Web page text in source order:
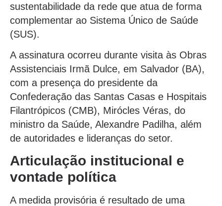
sustentabilidade da rede que atua de forma
complementar ao Sistema Único de Saúde
(SUS).
A assinatura ocorreu durante visita às Obras
Assistenciais Irmã Dulce, em Salvador (BA),
com a presença do presidente da
Confederação das Santas Casas e Hospitais
Filantrópicos (CMB), Mirócles Véras, do
ministro da Saúde, Alexandre Padilha, além
de autoridades e lideranças do setor.
Articulação institucional e
vontade política
A medida provisória é resultado de uma